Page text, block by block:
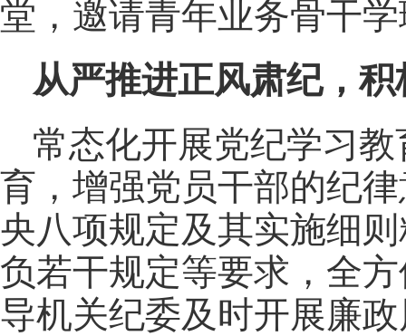
堂，邀请青年业务骨干
从严推进正风肃纪，
常态化开展党纪学习
育，增强党员干部的纪
央八项规定及其实施细
负若干规定等要求，全
导机关纪委及时开展廉